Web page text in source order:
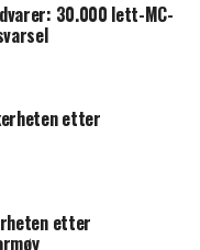
30.000 lett-MC-
etter
etter